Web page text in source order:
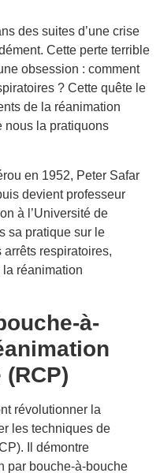
des suites d’une crise
Cette perte terrible
obsession : comment
? Cette quête le
de la réanimation
nous la pratiquons
en 1952, Peter Safar
devient professeur
à l’Université de
sa pratique sur le
respiratoires,
réanimation
à-
révolutionner la
les techniques de
Il démontre
par bouche-à-bouche